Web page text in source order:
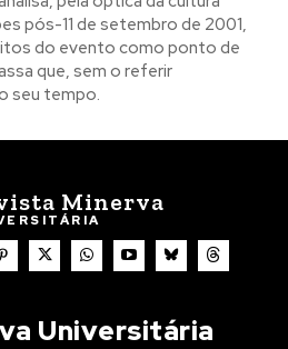
pós-11 de setembro de 2001,
do evento como ponto de
que, sem o referir
seu tempo.
Minerva
Universitária